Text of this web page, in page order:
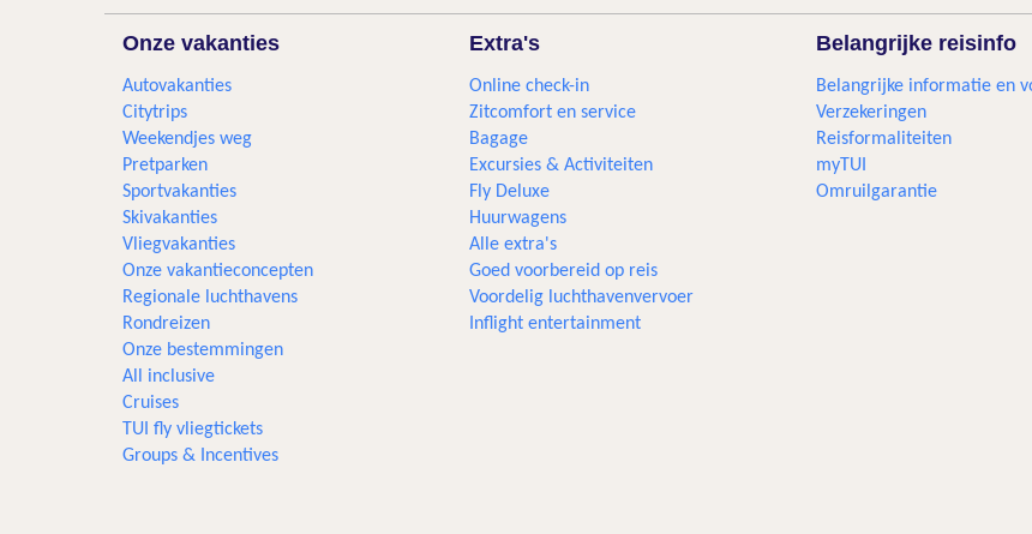
Onze vakanties
Autovakanties
Citytrips
Weekendjes weg
Pretparken
Sportvakanties
Skivakanties
Vliegvakanties
Onze vakantieconcepten
Regionale luchthavens
Rondreizen
Onze bestemmingen
All inclusive
Cruises
TUI fly vliegtickets
Groups & Incentives
Extra's
Online check-in
Zitcomfort en service
Bagage
Excursies & Activiteiten
Fly Deluxe
Huurwagens
Alle extra's
Goed voorbereid op reis
Voordelig luchthavenvervoer
Inflight entertainment
Belangrijke reisinfo
Belangrijke informatie en
Verzekeringen
Reisformaliteiten
myTUI
Omruilgarantie